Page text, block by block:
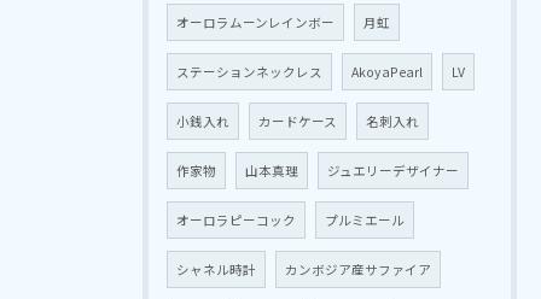
オーロラムーンレインボー 月虹
ステーションネックレス AkoyaPearl LV
小銭入れ カードケース 名刺入れ
作家物 山本真理 ジュエリーデザイナー
オーロラピーコック プルミエール
シャネル時計 カンボジア産サファイア